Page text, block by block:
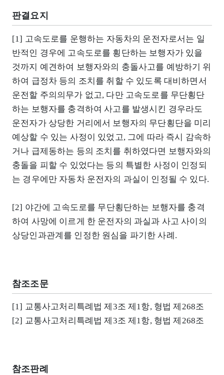
판결요지
[1] 고속도로를 운행하는 자동차의 운전자로서는 일
반적인 경우에 고속도로를 횡단하는 보행자가 있을
것까지 예견하여 보행자와의 충돌사고를 예방하기 위
하여 급정차 등의 조치를 취할 수 있도록 대비하면서
운전할 주의의무가 없고, 다만 고속도로를 무단횡단
하는 보행자를 충격하여 사고를 발생시킨 경우라도
운전자가 상당한 거리에서 보행자의 무단횡단을 미리
예상할 수 있는 사정이 있었고, 그에 따라 즉시 감속하
거나 급제동하는 등의 조치를 취하였다면 보행자와의
충돌을 피할 수 있었다는 등의 특별한 사정이 인정되
는 경우에만 자동차 운전자의 과실이 인정될 수 있다.
[2] 야간에 고속도로를 무단횡단하는 보행자를 충격
하여 사망에 이르게 한 운전자의 과실과 사고 사이의
상당인과관계를 인정한 원심을 파기한 사례.
참조조문
[1] 교통사고처리특례법 제3조 제1항, 형법 제268조
[2] 교통사고처리특례법 제3조 제1항, 형법 제268조
참조판례